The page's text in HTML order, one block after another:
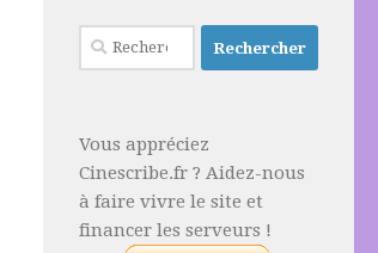
Rechercher :
Vous appréciez
Cinescribe.fr ? Aidez-nous
à faire vivre le site et
financer les serveurs !